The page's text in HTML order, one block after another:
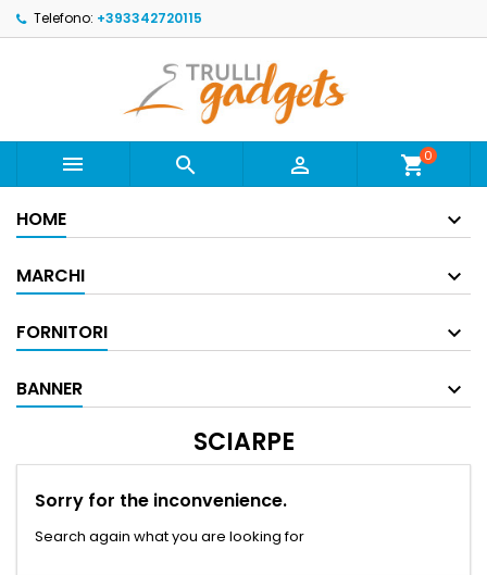
Telefono: +393342720115
   shopping_cart0
HOME
MARCHI
FORNITORI
BANNER
SCIARPE
Sorry for the inconvenience.
Search again what you are looking for